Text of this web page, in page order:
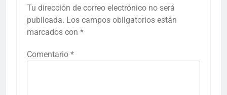
Tu dirección de correo electrónico no será
publicada. Los campos obligatorios están
marcados con *
Comentario *